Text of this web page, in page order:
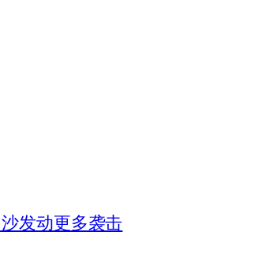
发动更多袭击